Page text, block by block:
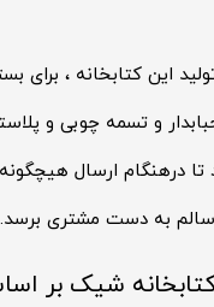
این کتابخانه ، برای
و تسمه چوبی و
تا درهنگام ارسال
به دست مشتری برسد.
کتابخانه شیک بر